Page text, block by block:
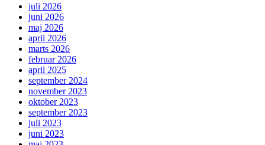
juli 2026
juni 2026
maj 2026
april 2026
marts 2026
februar 2026
april 2025
september 2024
november 2023
oktober 2023
september 2023
juli 2023
juni 2023